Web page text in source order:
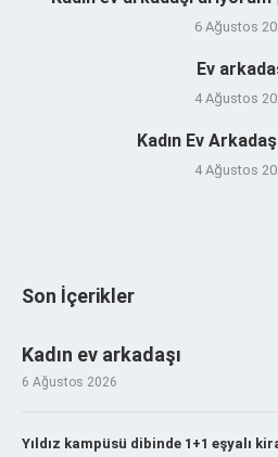
6 Ağustos
Ev
4 Ağustos
Kadın Ev
4 Ağustos
Son İçerikler
Kadın ev arkadaşı
6 Ağustos 2026
Yıldız kampüsü dibinde 1+1 eşyalı